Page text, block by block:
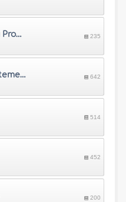
La Sira (Biographie) du Prophète Salla Allahou Alaihi wa Sallam 235
Aliments, boissons, vêtements et ornements 642
514
452
200